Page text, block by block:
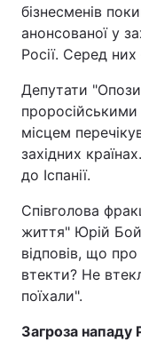
бізнесменів
анонсованої у
Росії. Серед
Депутати
місцем
західних
до Іспанії.
Співголова
життя" Юрій
відповів, що
втекти? Не
поїхали".
Загроза нападу